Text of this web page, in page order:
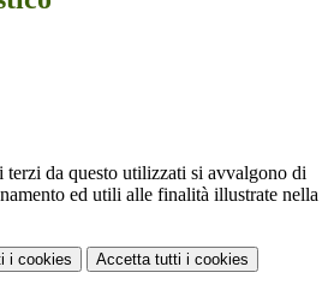
terzi da questo utilizzati si avvalgono di
ed utili alle finalità illustrate nella
i cookies Accetta tutti i cookies